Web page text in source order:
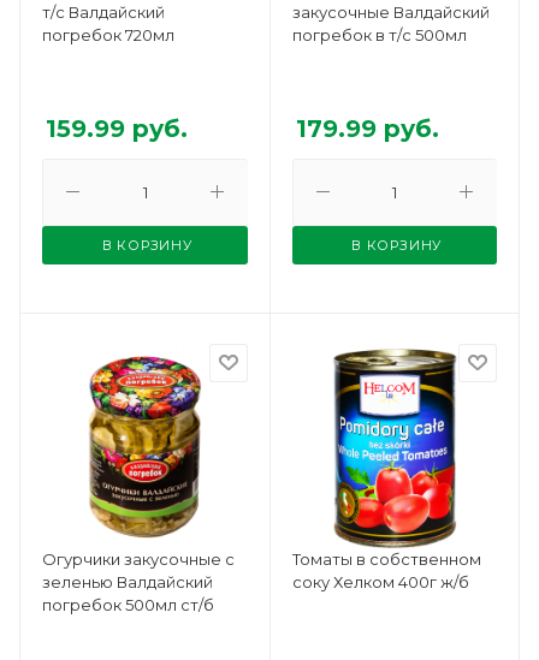
т/с Валдайский
погребок 720мл
159.99 руб.
В КОРЗИНУ
закусочные Валдайский
погребок в т/с 500мл
179.99руб.
В КОРЗИНУ
Огурчики закусочные с
зеленью Валдайский
погребок 500мл ст/б
Томаты в собственном
соку Хелком 400г ж/б